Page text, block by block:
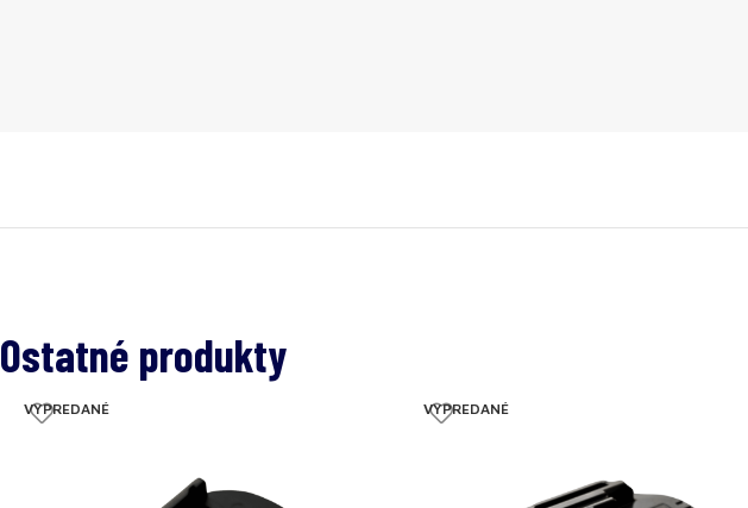
Ostatné produkty
VYPREDANÉ VYPREDANÉ